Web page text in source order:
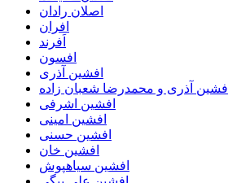
اصلان رادان
افران
اَفرند
افسون
افشین آذری
افشین آذری و محمدرضا شعبان زاده
افشین اشرفی
افشین امینی
افشین حسنی
افشین خان
افشین سیاهپوش